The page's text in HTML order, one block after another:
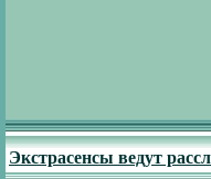
Экстрасенсы ведут